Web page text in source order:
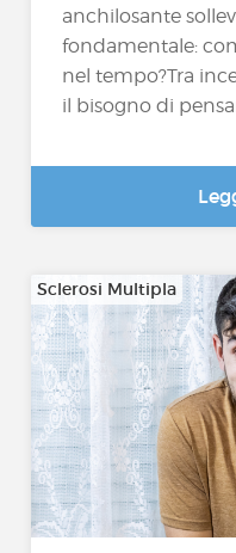
anchilosante
fondamentale:
nel tempo?Tra
il bisogno di
Sclerosi Multipla